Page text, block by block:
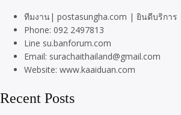
ทีมงาน| postasungha.com | ยินดีบริการ
Phone: 092 2497813
Line su.banforum.com
Email: surachaithailand@gmail.com
Website: www.kaaiduan.com
Recent Posts